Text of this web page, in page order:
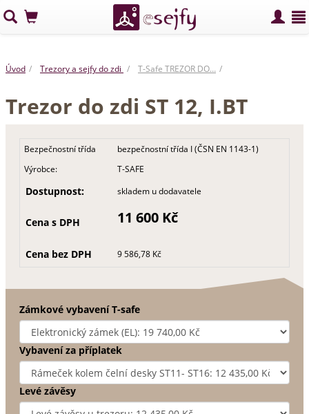
Úvod Trezory a sejfy do zdi T-Safe TREZOR DO…
Trezor do zdi ST 12, I.BT
Bezpečnostní třída
bezpečnostní třída I (ČSN EN 1143-1)
Výrobce:
T-SAFE
Dostupnost: skladem u dodavatele
Cena s DPH 11 600 Kč
Cena bez DPH 9 586,78 Kč
Zámkové vybavení T-safe
Vybavení za příplatek
Levé závěsy